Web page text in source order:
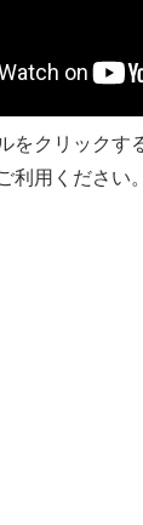
をクリックす
利用ください。